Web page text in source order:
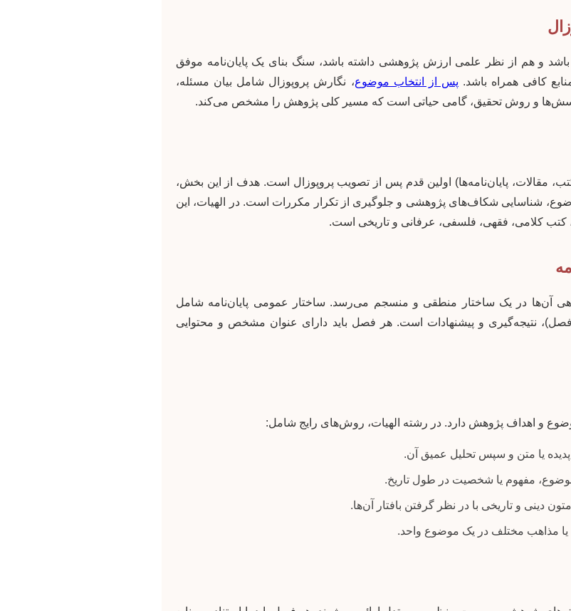
و هم از نظر علمی ارزش پژوهشی داشته باشد، سنگ بنای یک پایان‌نامه موفق
کافی همراه باشد. پس از انتخاب موضوع، نگارش پروپوزال شامل بیان مسئله،
و روش تحقیق، گامی حیاتی است که مسیر کلی پژوهش را مشخص می‌کند.
مقالات، پایان‌نامه‌ها) اولین قدم پس از تصویب پروپوزال است. هدف از این بخش،
شناسایی شکاف‌های پژوهشی و جلوگیری از تکرار مکررات است. در الهیات، این
کتب کلامی، فقهی، فلسفی، عرفانی و تاریخی است.
آن‌ها در یک ساختار منطقی و منسجم می‌رسد. ساختار عمومی پایان‌نامه شامل
کلیات، فصول اصلی (معمولاً ۲ تا ۴ فصل)، نتیجه‌گیری و پیشنهادات است. هر فصل باید دارای عنوان مشخص و محتوایی
و اهداف پژوهش دارد. در رشته الهیات، روش‌های رایج شامل:
یا متن و سپس تحلیل عمیق آن.
مفهوم یا شخصیت در طول تاریخ.
دینی و تاریخی با در نظر گرفتن بافتار آن‌ها.
یا مذاهب مختلف در یک موضوع واحد.